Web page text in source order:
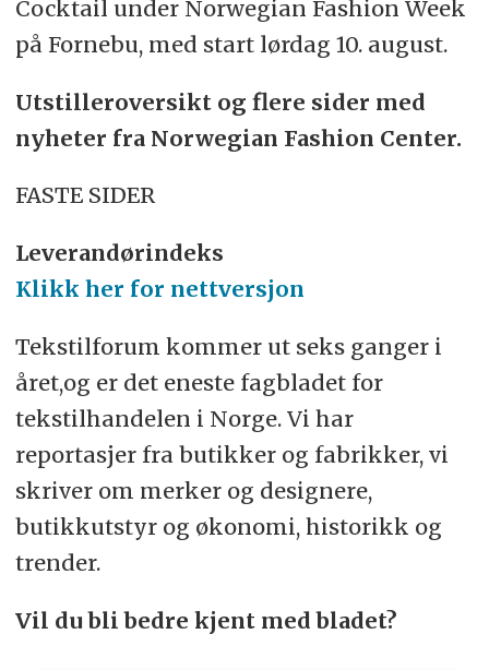
Cocktail under Norwegian Fashion Week
på Fornebu, med start lørdag 10. august.
Utstilleroversikt og flere sider med
nyheter fra Norwegian Fashion Center.
FASTE SIDER
Leverandørindeks
Klikk her for nettversjon
Tekstilforum kommer ut seks ganger i
året,og er det eneste fagbladet for
tekstilhandelen i Norge. Vi har
reportasjer fra butikker og fabrikker, vi
skriver om merker og designere,
butikkutstyr og økonomi, historikk og
trender.
Vil du bli bedre kjent med bladet?